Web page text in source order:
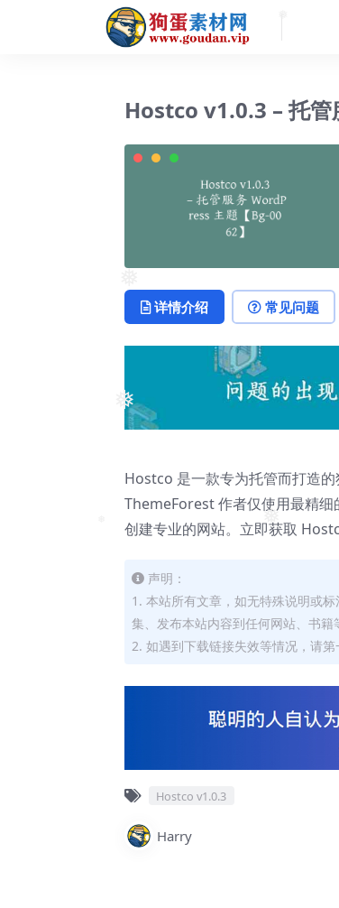
❅
❅
❅
Hostco v1.0.3 – 托管
详情介绍 常见问题
Hostco 是一款专为托管而打造
ThemeForest 作者仅使用最精
创建专业的网站。立即获取
声明：
1. 本站所有文章，如无特殊说明或
集、发布本站内容到任何网站、书籍
2. 如遇到下载链接失效等情况，请
Hostco v1.0.3
Harry